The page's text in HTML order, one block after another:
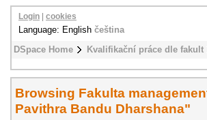
DSpace Home Kvalifikační práce dle fakult
Login cookies
Language: English čeština
Browsing Fakulta
Pavithra Bandu Dharshana"